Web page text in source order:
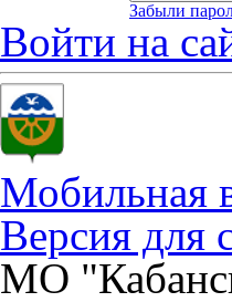
Забыли
Войти на
Мобильная
Версия для
МО